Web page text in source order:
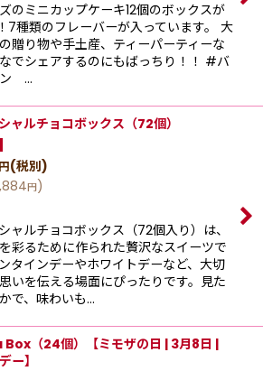
のミニカップケーキ12個のボックスが
7種類のフレーバーが入っています。 大
贈り物や手土産、ティーパーティーな
でシェアするのにもばっちり！！ #バ
ン …
ャルチョコボックス（72個）
円(税別)
円)
ャルチョコボックス（72個入り）は、
彩るために作られた贅沢なスイーツで
タインデーやホワイトデーなど、大切
いを伝える場面にぴったりです。見た
で、味わいも…
（24個）【ミモザの日 | 3月8日 |
ー】